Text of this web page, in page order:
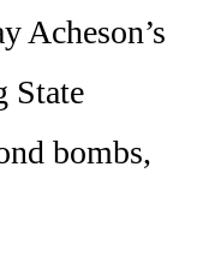
Acheson’s
State
bombs,